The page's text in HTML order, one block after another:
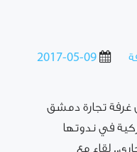
2017-05-09
غرفة تجارة دمشق
في ندوتها
لقاء مع